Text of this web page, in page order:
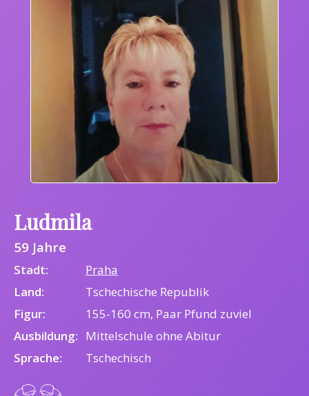
Ludmila
59 Jahre
Stadt:
Praha
Land:
Tschechische Republik
Figur:
155-160 cm, Paar Pfund zuviel
Ausbildung: Mittelschule ohne Abitur
Sprache:
Tschechisch